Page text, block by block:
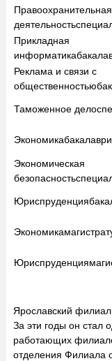
Правоохранительная
деятельность
Прикладная
информатика
Реклама и связи с
общественностью
Таможенное дело
Экономика
Экономическая
безопасность
Юриспруденция
Экономика
Юриспруденция
Ярославский
За эти годы он стал
работающих
отделения Филиала